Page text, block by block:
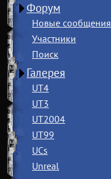
Форум
Новые сообщения
Участники
Поиск
Галерея
UT4
UT3
UT2004
UT99
UCs
Unreal